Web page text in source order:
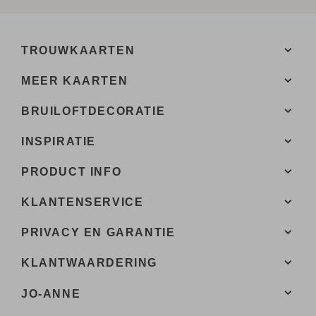
TROUWKAARTEN
MEER KAARTEN
BRUILOFTDECORATIE
INSPIRATIE
PRODUCT INFO
KLANTENSERVICE
PRIVACY EN GARANTIE
KLANTWAARDERING
JO-ANNE